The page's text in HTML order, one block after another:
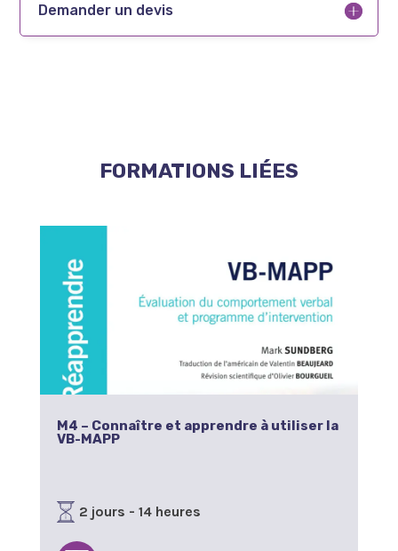
Demander un devis
FORMATIONS LIÉES
M4 – Connaître et apprendre à utiliser la
VB-MAPP
2 jours - 14 heures